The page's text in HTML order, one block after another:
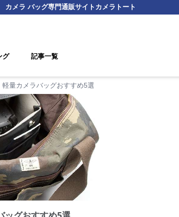
カメラ バッグ専門通販サイトカメラトート
グ 記事一覧
量カメラバッグおすすめ5選